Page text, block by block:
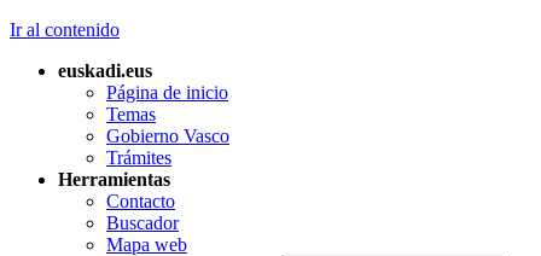
Ir al contenido
euskadi.eus
Página de inicio
Temas
Gobierno Vasco
Trámites
Herramientas
Contacto
Buscador
Mapa web